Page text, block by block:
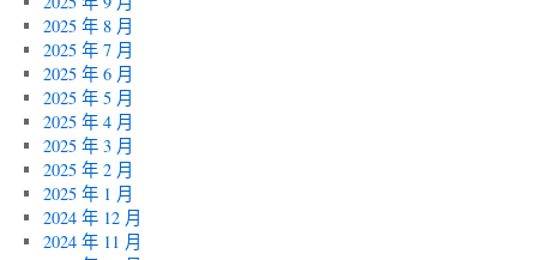
2025 年 8 月
2025 年 7 月
2025 年 6 月
2025 年 5 月
2025 年 4 月
2025 年 3 月
2025 年 2 月
2025 年 1 月
2024 年 12 月
2024 年 11 月